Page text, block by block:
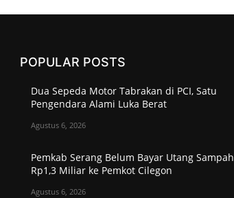
POPULAR POSTS
Dua Sepeda Motor Tabrakan di PCI, Satu
Pengendara Alami Luka Berat
Agustus 6, 2026
Pemkab Serang Belum Bayar Utang Sampah
Rp1,3 Miliar ke Pemkot Cilegon
Agustus 6, 2026